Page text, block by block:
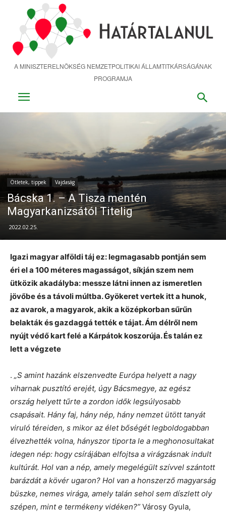
tartalomra
A MINISZTERELNÖKSÉG NEMZETPOLITIKAI ÁLLAMTITKÁRSÁGÁNAK
PROGRAMJA
Ötletek, tippek Vajdaság
Bácska 1. – A Tisza mentén
Magyarkanizsától Titelig
2022.02.25.
Igazi magyar alföldi táj ez: legmagasabb pontján sem
éri el a 100 méteres magasságot, síkján szem nem
ütközik akadályba: messze látni innen az ismeretlen
jövőbe és a távoli múltba. Gyökeret vertek itt a hunok,
az avarok, a magyarok, akik a középkorban sűrűn
belakták és gazdaggá tették e tájat. Ám délről nem
nyújt védő kart felé a Kárpátok koszorúja. És talán ez
lett a végzete
. „S amint hazánk elszenvedte Európa helyett a nagy
viharnak pusztító erejét, úgy Bácsmegye, az egész
ország helyett tűrte a zordon idők legsúlyosabb
csapásait. Hány faj, hány nép, hány nemzet ütött tanyát
viruló téreiden, s mikor az élet bőségét legboldogabban
élvezhették volna, hányszor tiporta le a meghonosultakat
idegen nép: hogy csírájában elfojtsa a virágzásnak indult
kultúrát. Hol van a nép, amely megelégült szívvel szántott
barázdát a kövér ugaron? Hol van a honszerző magyarság
büszke, nemes virága, amely talán sehol sem díszlett oly
szépen, mint e termékeny vidéken?” Városy Gyula,